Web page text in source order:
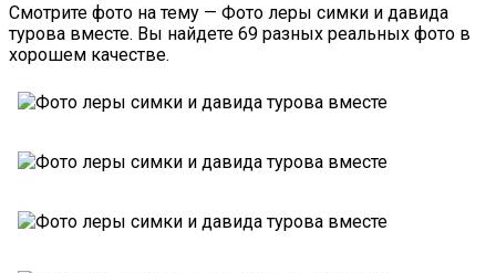
Смотрите фото на тему — Фото леры симки и давида
турова вместе. Вы найдете 69 разных реальных фото в
хорошем качестве.